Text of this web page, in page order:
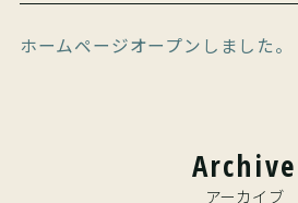
ホームページオープンしました。
Archive
アーカイブ